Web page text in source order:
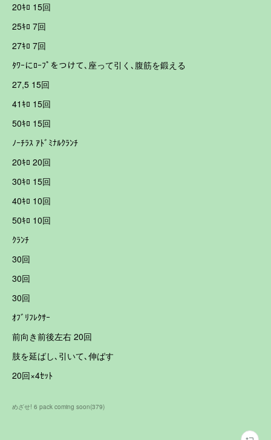
20ｷﾛ 15回
25ｷﾛ 7回
27ｷﾛ 7回
ﾀﾜｰにﾛｰﾌﾟをつけて､座って引く､腹筋を鍛える
27,5 15回
41ｷﾛ 15回
50ｷﾛ 15回
ﾉｰﾁﾗｽ ｱﾄﾞﾐﾅﾙｸﾗﾝﾁ
20ｷﾛ 20回
30ｷﾛ 15回
40ｷﾛ 10回
50ｷﾛ 10回
ｸﾗﾝﾁ
30回
30回
30回
ｵﾌﾞﾘﾌﾚｸｻｰ
前向き前後左右 20回
肢を延ばし､引いて､伸ばす
20回×4ｾｯﾄ
めざせ! 6 pack coming soon(379)